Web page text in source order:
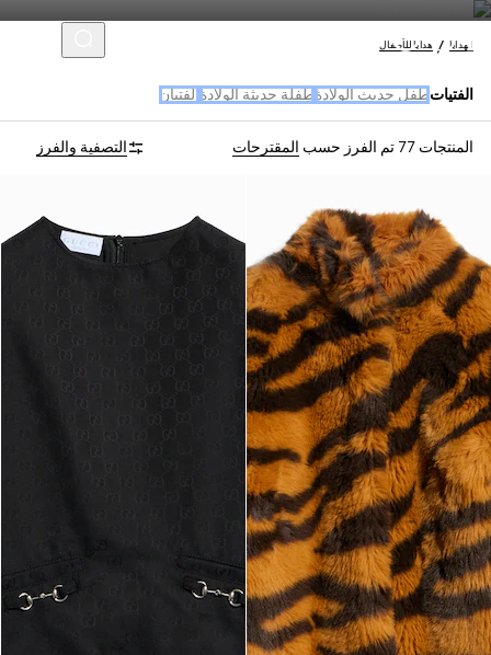
الهدايا هدايا للأطفال
الفتيات طفل حديث الولادة طفلة حديثة الولادة الفتيان
المنتجات 77 تم الفرز حسب المقترحات التصفية والفرز